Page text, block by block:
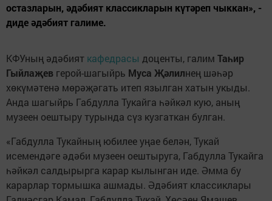
остазларын, әдәбият классикларын күтәреп чыккан», -
диде әдәбият галиме.
КФУның әдәбият кафедрасы доценты, галим Таһир
Гыйлаҗев герой-шагыйрь Муса Җәлилнең шәһәр
хөкүмәтенә мөрәҗәгать итеп язылган хатын укыды.
Анда шагыйрь Габдулла Тукайга һәйкәл кую, аның
музеен оештыру турында сүз кузгаткан булган.
«Габдулла Тукайның юбилее уңае белән, Тукай
исемендәге әдәби музеен оештыруга, Габдулла Тукайга
һәйкәл салдырырга карар кылынган иде. Әмма бу
карарлар тормышка ашмады. Әдәбият классиклары